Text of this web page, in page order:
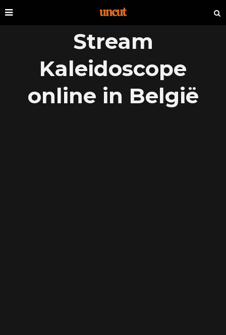
Stream
Kaleidoscope
online in België